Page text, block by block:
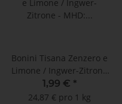
Bonini Tisana Zenzero e
Limone / Ingwer-Zitrone
- MHD: 30.06.2024 (10
Teekapseln Lavazza a
1,99 € *
24,87 € pro 1 kg